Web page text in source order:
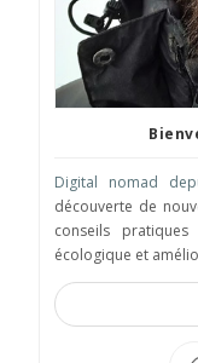
Digital nomad
découverte de
conseils
écologique et